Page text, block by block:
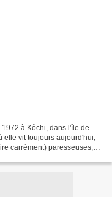
à Kôchi, dans l'île de
elle vit toujours aujourd'hui,
carrément) paresseuses,